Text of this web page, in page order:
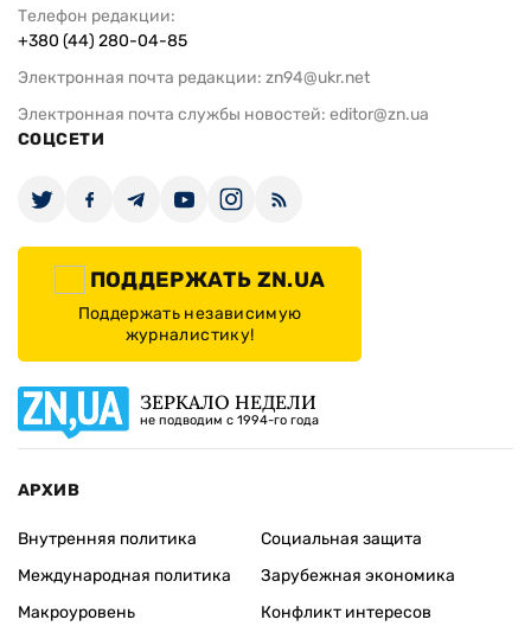
Телефон редакции:
+380 (44) 280-04-85
Электронная почта редакции: zn94@ukr.net
Электронная почта службы новостей: editor@zn.ua
СОЦСЕТИ
ПОДДЕРЖАТЬ ZN.UA
Поддержать независимую
журналистику!
ЗЕРКАЛО НЕДЕЛИ
не подводим с 1994-го года
АРХИВ
Внутренняя политика
Международная политика
Макроуровень
Социальная защита
Зарубежная экономика
Конфликт интересов